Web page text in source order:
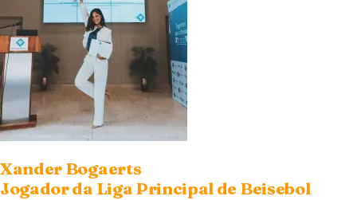
Xander Bogaerts
Jogador da Liga Principal de Beisebol